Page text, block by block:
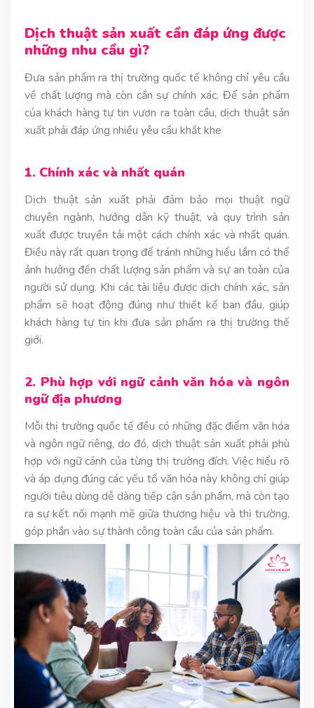
Dịch thuật sản xuất cần đáp ứng được
những nhu cầu gì?
Đưa sản phẩm ra thị trường quốc tế không chỉ yêu cầu
về chất lượng mà còn cần sự chính xác. Để sản phẩm
của khách hàng tự tin vươn ra toàn cầu, dịch thuật sản
xuất phải đáp ứng nhiều yêu cầu khắt khe
1. Chính xác và nhất quán
Dịch thuật sản xuất phải đảm bảo mọi thuật ngữ
chuyên ngành, hướng dẫn kỹ thuật, và quy trình sản
xuất được truyền tải một cách chính xác và nhất quán.
Điều này rất quan trọng để tránh những hiểu lầm có thể
ảnh hưởng đến chất lượng sản phẩm và sự an toàn của
người sử dụng. Khi các tài liệu được dịch chính xác, sản
phẩm sẽ hoạt động đúng như thiết kế ban đầu, giúp
khách hàng tự tin khi đưa sản phẩm ra thị trường thế
giới.
2. Phù hợp với ngữ cảnh văn hóa và ngôn
ngữ địa phương
Mỗi thị trường quốc tế đều có những đặc điểm văn hóa
và ngôn ngữ riêng, do đó, dịch thuật sản xuất phải phù
hợp với ngữ cảnh của từng thị trường đích. Việc hiểu rõ
và áp dụng đúng các yếu tố văn hóa này không chỉ giúp
người tiêu dùng dễ dàng tiếp cận sản phẩm, mà còn tạo
ra sự kết nối mạnh mẽ giữa thương hiệu và thị trường,
góp phần vào sự thành công toàn cầu của sản phẩm.